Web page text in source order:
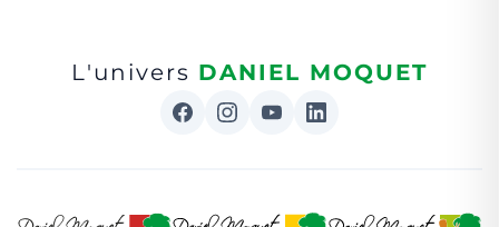
L'univers DANIEL MOQUET